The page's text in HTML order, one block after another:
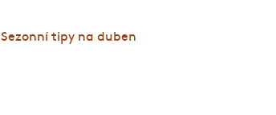
Sezonní tipy na duben